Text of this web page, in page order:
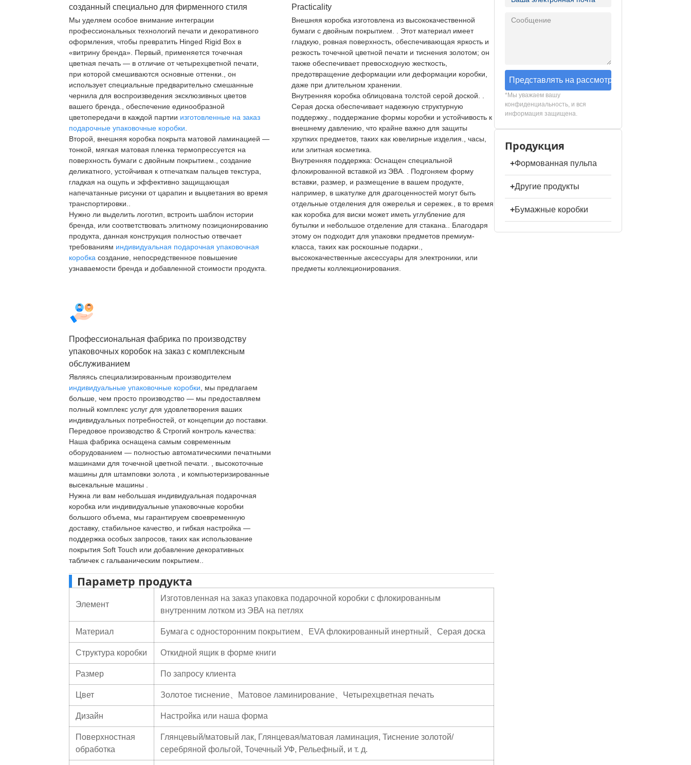
созданный специально для фирменного стиля
Мы уделяем особое внимание интеграции
профессиональных технологий печати и декоративного
оформления, чтобы превратить Hinged Rigid Box в
«витрину бренда». Первый, применяется точечная
цветная печать — в отличие от четырехцветной печати,
при которой смешиваются основные оттенки., он
использует специальные предварительно смешанные
чернила для воспроизведения эксклюзивных цветов
вашего бренда., обеспечение единообразной
цветопередачи в каждой партии изготовленные на заказ
подарочные упаковочные коробки
Второй, внешняя коробка покрыта матовой ламинацией —
тонкой, мягкая матовая пленка термопрессуется на
поверхность бумаги с двойным покрытием., создание
деликатного, устойчивая к отпечаткам пальцев текстура,
гладкая на ощупь и эффективно защищающая
напечатанные рисунки от царапин и выцветания во время
транспортировки..
Нужно ли выделить логотип, встроить шаблон истории
бренда, или соответствовать элитному позиционированию
продукта, данная конструкция полностью отвечает
требованиям индивидуальная подарочная упаковочная
коробка создание, непосредственное повышение
узнаваемости бренда и добавленной стоимости продукта.
Practicality
Внешняя коробка изготовлена ​​из высококачественной
бумаги с двойным покрытием. . Этот материал имеет
гладкую, ровная поверхность, обеспечивающая яркость и
резкость точечной цветной печати и тиснения золотом; он
также обеспечивает превосходную жесткость,
предотвращение деформации или деформации коробки,
даже при длительном хранении.
Внутренняя коробка облицована толстой серой доской. .
Серая доска обеспечивает надежную структурную
поддержку., поддержание формы коробки и устойчивость к
внешнему давлению, что крайне важно для защиты
хрупких предметов, таких как ювелирные изделия., часы,
или элитная косметика.
Внутренняя поддержка: Оснащен специальной
флокированной вставкой из ЭВА. . Подгоняем форму
вставки, размер, и размещение в вашем продукте,
например, в шкатулке для драгоценностей могут быть
отдельные отделения для ожерелья и сережек., в то время
как коробка для виски может иметь углубление для
бутылки и небольшое отделение для стакана.. Благодаря
этому он подходит для упаковки предметов премиум-
класса, таких как роскошные подарки.,
высококачественные аксессуары для электроники, или
предметы коллекционирования.
Профессиональная фабрика по производству
упаковочных коробок на заказ с комплексным
обслуживанием
Являясь специализированным производителем
индивидуальные упаковочные коробки , мы предлагаем
больше, чем просто производство — мы предоставляем
полный комплекс услуг для удовлетворения ваших
индивидуальных потребностей, от концепции до поставки.
Передовое производство & Строгий контроль качества:
Наша фабрика оснащена самым современным
оборудованием — полностью автоматическими печатными
машинами для точечной цветной печати. , высокоточные
машины для штамповки золота , и компьютеризированные
высекальные машины .
Нужна ли вам небольшая индивидуальная подарочная
коробка или индивидуальные упаковочные коробки
большого объема, мы гарантируем своевременную
доставку, стабильное качество, и гибкая настройка —
поддержка особых запросов, таких как использование
покрытия Soft Touch или добавление декоративных
табличек с гальваническим покрытием..
Параметр продукта
Элемент
Изготовленная на заказ упаковка подарочной коробки с флокированным
внутренним лотком из ЭВА на петлях
Материал Бумага с односторонним покрытием、EVA флокированный инертный、Серая доска
Структура коробки Откидной ящик в форме книги
Размер По запросу клиента
Цвет Золотое тиснение、Матовое ламинирование、Четырехцветная печать
Дизайн Настройка или наша форма
Поверхностная
обработка
Глянцевый/матовый лак, Глянцевая/матовая ламинация, Тиснение золотой/
серебряной фольгой, Точечный УФ, Рельефный, и т. д.
Представлять на рассмотрение
*Мы уважаем вашу
конфиденциальность, и вся
информация защищена.
Продукция
+Формованная пульпа
+Другие продукты
+Бумажные коробки